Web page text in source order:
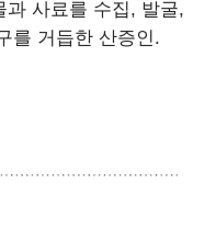
과 사료를 수집, 발굴,
를 거듭한 산증인.